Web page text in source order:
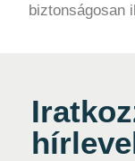
biztonságosan